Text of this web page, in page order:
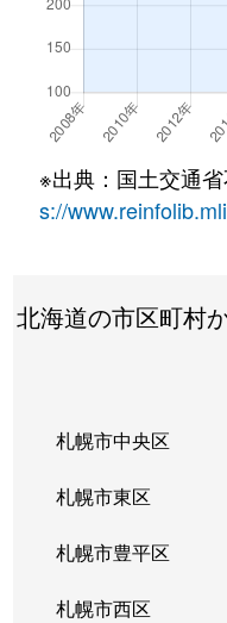
※出典：国土交通
s://
北海道の市区町村
札幌市中央区
札幌市東区
札幌市豊平区
札幌市西区